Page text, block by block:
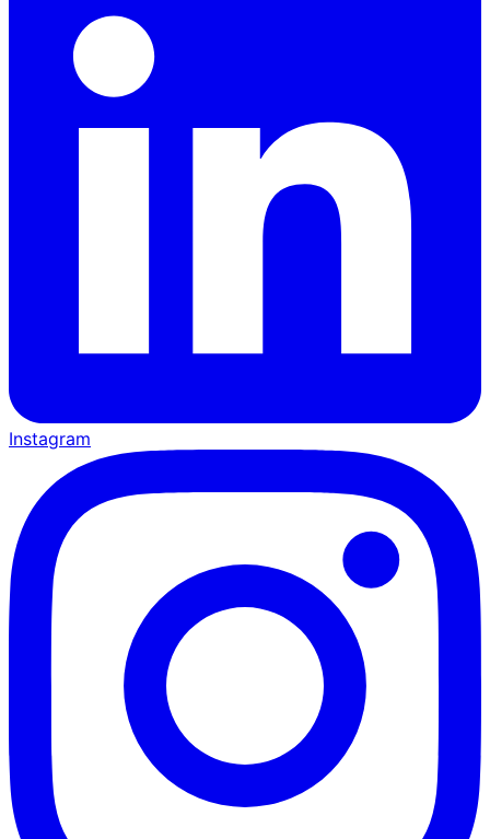
Instagram